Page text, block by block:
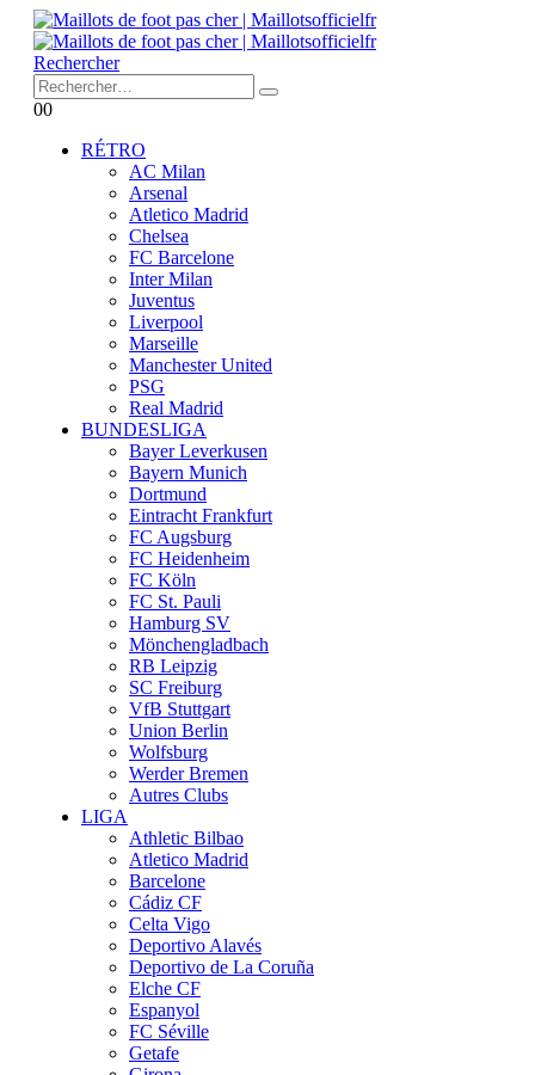
Rechercher
00
RÉTRO
AC Milan
Arsenal
Atletico Madrid
Chelsea
FC Barcelone
Inter Milan
Juventus
Liverpool
Marseille
Manchester United
PSG
Real Madrid
BUNDESLIGA
Bayer Leverkusen
Bayern Munich
Dortmund
Eintracht Frankfurt
FC Augsburg
FC Heidenheim
FC Köln
FC St. Pauli
Hamburg SV
Mönchengladbach
RB Leipzig
SC Freiburg
VfB Stuttgart
Union Berlin
Wolfsburg
Werder Bremen
Autres Clubs
LIGA
Athletic Bilbao
Atletico Madrid
Barcelone
Cádiz CF
Celta Vigo
Deportivo Alavés
Deportivo de La Coruña
Elche CF
Espanyol
FC Séville
Getafe